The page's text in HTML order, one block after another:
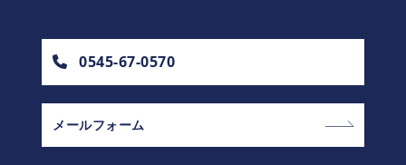
0545-67-0570
メールフォーム